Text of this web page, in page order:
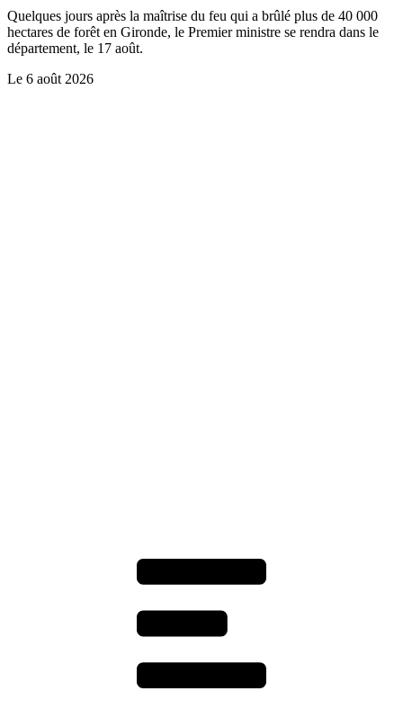
Quelques jours après la maîtrise du feu qui a brûlé plus de 40 000
hectares de forêt en Gironde, le Premier ministre se rendra dans le
département, le 17 août.
Le 6 août 2026